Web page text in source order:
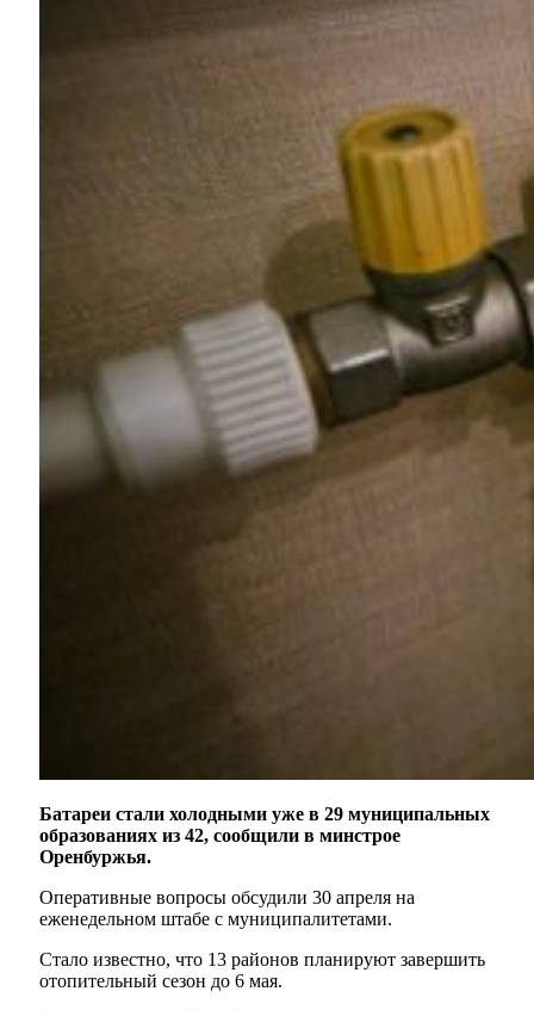
Батареи стали холодными уже в 29 муниципальных
образованиях из 42, сообщили в минстрое
Оренбуржья.
Оперативные вопросы обсудили 30 апреля на
еженедельном штабе с муниципалитетами.
Стало известно, что 13 районов планируют завершить
отопительный сезон до 6 мая.